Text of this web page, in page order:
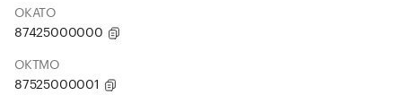
ОКАТО
87425000000
ОКТМО
87525000001